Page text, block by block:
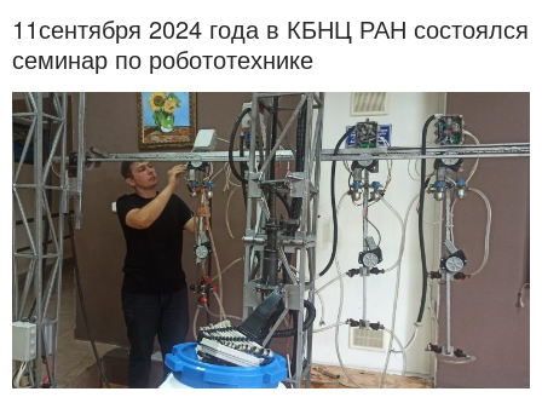
11сентября 2024 года в КБНЦ РАН состоялся
семинар по робототехнике